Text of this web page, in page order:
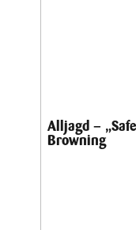
Alljagd –
Browning